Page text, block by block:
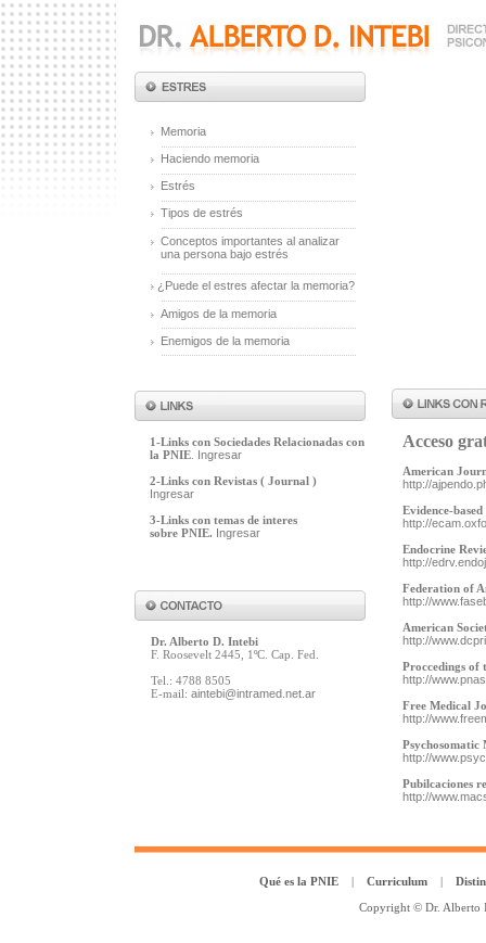
Memoria
Haciendo memoria
Estrés
Tipos de estrés
Conceptos importantes al analizar
una persona bajo estrés
¿Puede el estres afectar la memoria?
Amigos de la memoria
Enemigos de la memoria
1-Links con Sociedades Relacionadas con
la PNIE. Ingresar
2-Links con Revistas ( Journal )
Ingresar
3-Links con temas de interes
sobre PNIE. Ingresar
Dr. Alberto D. Intebi
F. Roosevelt 2445, 1ºC. Cap. Fed.
Tel.: 4788 8505
E-mail: aintebi@intramed.net.ar
Acceso
American
http://
Evidence-
http://
Endocrine
http://
Federation of
http://
American
http://
Proccedings of
http://
Free Medical
http://
Psychosomatic
http://
Pubilcaciones
http://
Qué es la PNIE | Curriculum |
Copyright © Dr. Alberto